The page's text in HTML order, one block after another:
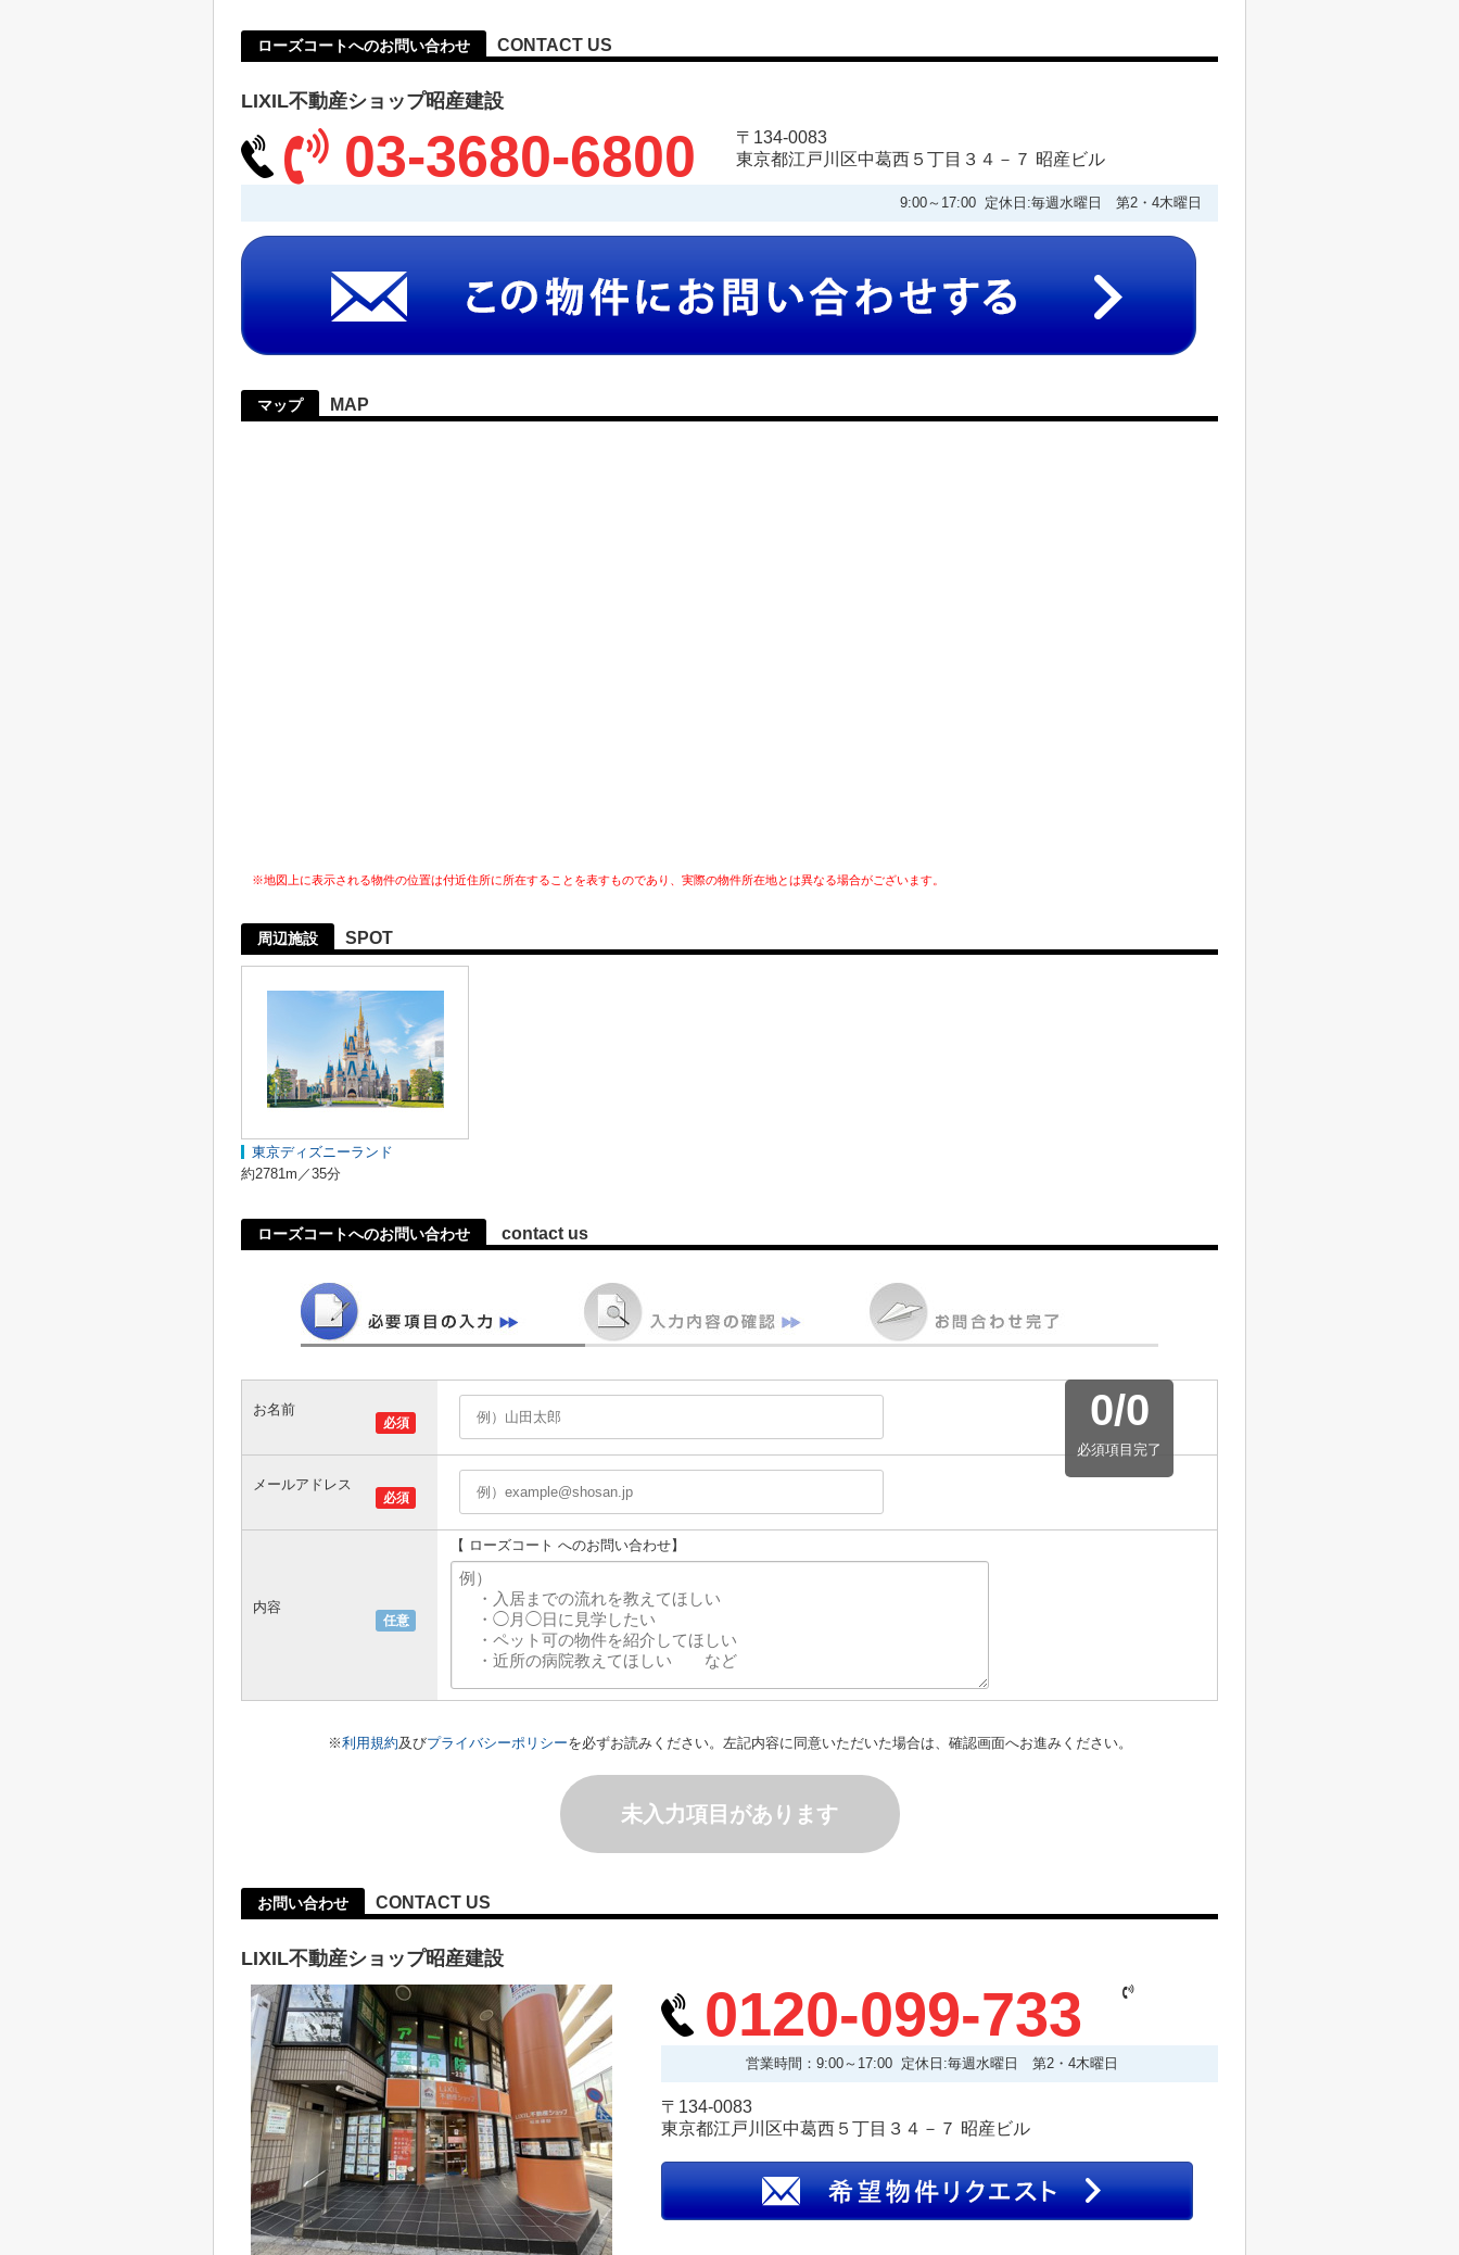
ローズコートへのお問い合わせ CONTACT US
LIXIL不動産ショップ昭産建設
03-3680-6800
〒134-0083
東京都江戸川区中葛西５丁目３４－７ 昭産ビル
9:00～17:00 定休日:毎週水曜日 第2・4木曜日
マップ MAP
※地図上に表示される物件の位置は付近住所に所在することを表すものであり、実際の物件所在地とは異なる場合がございます。
周辺施設 SPOT
東京ディズニーランド
約2781m／35分
ローズコートへのお問い合わせ contact us
0/0
必須項目完了
必須
お名前
必須
メールアドレス
任意
内容
【 ローズコート へのお問い合わせ】
※利用規約及びプライバシーポリシーを必ずお読みください。左記内容に同意いただいた場合は、確認画面へお進みください。
未入力項目があります
お問い合わせ CONTACT US
LIXIL不動産ショップ昭産建設
0120-099-733
営業時間：9:00～17:00 定休日:毎週水曜日 第2・4木曜日
〒134-0083
東京都江戸川区中葛西５丁目３４－７ 昭産ビル